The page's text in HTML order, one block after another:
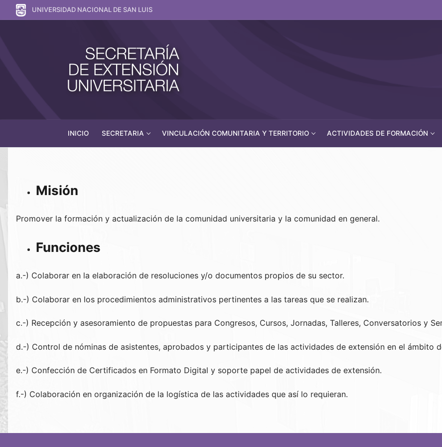
UNIVERSIDAD NACIONAL DE SAN LUIS
INICIO SECRETARIA VINCULACIÓN COMUNITARIA Y TERRITORIO ACTIVIDADES DE FORMACIÓN
Misión
Promover la formación y actualización de la comunidad universitaria y la comunidad en general.
Funciones
a.-) Colaborar en la elaboración de resoluciones y/o documentos propios de su sector.
b.-) Colaborar en los procedimientos administrativos pertinentes a las tareas que se realizan.
c.-) Recepción y asesoramiento de propuestas para Congresos, Cursos, Jornadas, Talleres, Conversatorios y
d.-) Control de nóminas de asistentes, aprobados y participantes de las actividades de extensión en el ámbito
e.-) Confección de Certificados en Formato Digital y soporte papel de actividades de extensión.
f.-) Colaboración en organización de la logística de las actividades que así lo requieran.